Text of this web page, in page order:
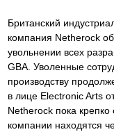
Британский
компания Netherock
увольнении всех
GBA. Уволенные
производству
в лице Electronic Arts
Netherock пока крепко
компании находятся